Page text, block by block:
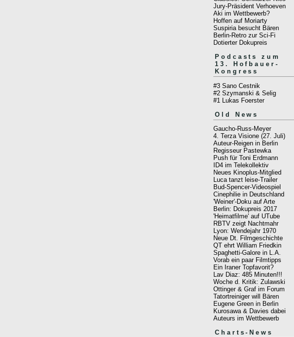
Jury-Präsident Verhoeven
Aki im Wettbewerb?
Hoffen auf Moriarty
Suspiria besucht Bären
Berlin-Retro zur Sci-Fi
Dotierter Dokupreis
Podcasts zum
13. Hofbauer-
Kongress
#3 Sano Cestnik
#2 Szymanski & Selig
#1 Lukas Foerster
Old News
Gaucho-Russ-Meyer
4. Terza Visione (27. Juli)
Auteur-Reigen in Berlin
Regisseur Pastewka
Push für Toni Erdmann
ID4 im Telekollektiv
Neues Kinoplus-Mitglied
Luca tanzt leise-Trailer
Bud-Spencer-Videospiel
Cinephilie in Deutschland
'Weiner'-Doku auf Arte
Berlin: Dokupreis 2017
'Heimatfilme' auf UTube
RBTV zeigt Nachtmahr
Lyon: Wendejahr 1970
Neue Dt. Filmgeschichte
QT ehrt William Friedkin
Spaghetti-Galore in L.A.
Vorab ein paar Filmtipps
Ein Iraner Topfavorit?
Lav Diaz: 485 Minuten!!!
Woche d. Kritik: Zulawski
Ottinger & Graf im Forum
Tatortreiniger will Bären
Eugene Green in Berlin
Kurosawa & Davies dabei
Auteurs im Wettbewerb
Charts-News